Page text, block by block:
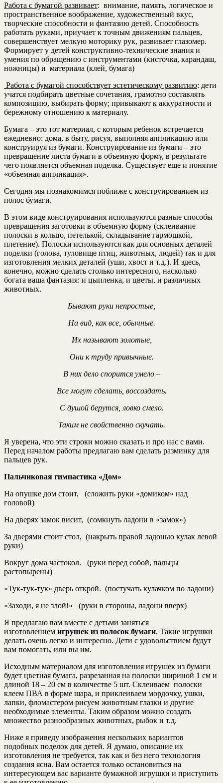
Работа с бумагой развивает: внимание, память, логическое и
пространственное воображение, художественный вкус,
творческие способности и фантазию детей. Способность
работать руками, приучает к точным движениям пальцев,
совершенствует мелкую моторику рук, развивает глазомер.
Формирует у детей конструктивно-технические знания и
умения по обращению с инструментами (кисточка, карандаш,
ножницы) и материала (клей, бумага)
Работа с бумагой способствует эстетическому развитию: дети
учатся подбирать цветные сочетания, грамотно составлять
композицию, выбирать форму; привыкают к аккуратности и
бережному отношению к материалу.
Бумага – это тот материал, с которым ребенок встречается
ежедневно: дома, в быту, рисуя, выполняя аппликацию или
конструируя из бумаги. Конструирование из бумаги – это
превращение листа бумаги в объемную форму, в результате
чего появляется объемная поделка. Существует еще и понятие
«объемная аппликация».
Сегодня мы познакомимся поближе с конструированием из
полос бумаги.
В этом виде конструирования используются разные способы
превращения заготовки в объемную форму (склеивание
полоски в кольцо, петелькой, складывание гармошкой,
плетение). Полоски используются как для основных деталей
поделки (голова, туловище птиц, животных, людей) так и для
изготовления мелких деталей (уши, хвост и т.д.). И здесь,
конечно, можно сделать столько интересного, насколько
богата ваша фантазия: и цыпленка, и цветы, и различных
животных.
Бывают руки непростые,
На вид, как все, обычные.
Их называют золотые,
Они к труду привычные.
В них дело спорится умело –
Все могут сделать, воссоздать.
С душой берутся, ловко смело.
Таким не свойственно скучать.
Я уверена, что эти строки можно сказать и про нас с вами.
Перед началом работы предлагаю вам сделать разминку для
пальцев рук.
Пальчиковая гимнастика «Дом»
На опушке дом стоит, (сложить руки «домиком» над
головой)
На дверях замок висит, (сомкнуть ладони в «замок»)
За дверями стоит стол, (накрыть правой ладонью кулак левой
руки)
Вокруг дома частокол. (руки перед собой, пальцы
растопырены)
«Тук-тук-тук» дверь открой. (постучать кулачком по ладони)
«Заходи, я не злой!» (руки в стороны, ладони вверх)
Я предлагаю вам вместе с детьми заняться
изготовлением игрушек из полосок бумаги. Такие игрушки
делать очень легко и интересно. Дети с удовольствием будут
вам помогать, или вы им.
Исходным материалом для изготовления игрушек из бумаги
будет цветная бумага, разрезанная на полоски шириной 1 см и
длиной 18 – 20 см в количестве 5 шт. Склеиваем полоски
клеем ПВА в форме шара, и приклеиваем мордочку, ушки,
лапки, фломастером рисуем животным глазки и другие
необходимые элементы. Таким образом можно создать
множество разнообразных животных, рыбок и т.д.
Ниже я приведу изображения нескольких вариантов
подобных поделок для детей. Я думаю, описание их
изготовления не требуется, так как и без него технология
создания ясна. Вам остается только остановиться на
интересующем вас варианте бумажной игрушки и приступить